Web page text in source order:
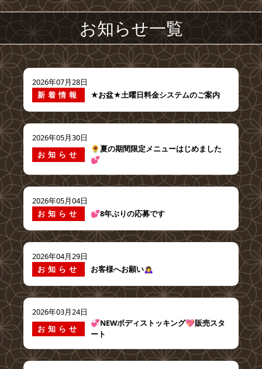
お知らせ一覧
2026年07月28日
新着情報
★お盆★土曜日料金システムのご案内
2026年05月30日
お知らせ
🌻夏の期間限定メニューはじめました
💕
2026年05月04日
お知らせ
💕8年ぶりの応募です
2026年04月29日
お知らせ
お客様へお願い🙇‍♀️
2026年03月24日
お知らせ
💞NEWボディストッキング💖販売スタ
ート